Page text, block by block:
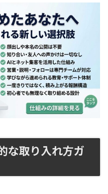
な取り入れ方ガ